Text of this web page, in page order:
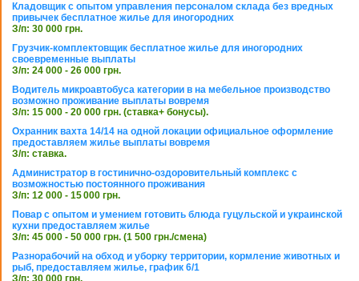
Кладовщик с опытом управления персоналом склада без вредных
привычек бесплатное жилье для иногородних
З/п: 30 000 грн.
Грузчик-комплектовщик бесплатное жилье для иногородних
своевременные выплаты
З/п: 24 000 - 26 000 грн.
Водитель микроавтобуса категории в на мебельное производство
возможно проживание выплаты вовремя
З/п: 15 000 - 20 000 грн. (ставка+ бонусы).
Охранник вахта 14/14 на одной локации официальное оформление
предоставляем жилье выплаты вовремя
З/п: ставка.
Администратор в гостинично-оздоровительный комплекс с
возможностью постоянного проживания
З/п: 12 000 - 15 000 грн.
Повар с опытом и умением готовить блюда гуцульской и украинской
кухни предоставляем жилье
З/п: 45 000 - 50 000 грн. (1 500 грн./смена)
Разнорабочий на обход и уборку территории, кормление животных и
рыб, предоставляем жилье, график 6/1